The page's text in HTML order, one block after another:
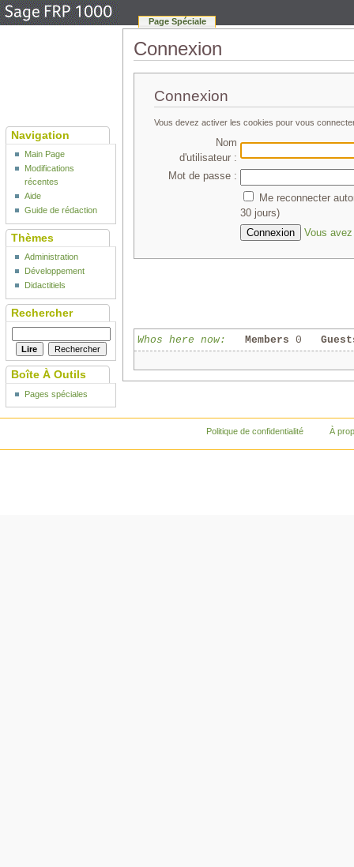
Connexion
Connexion
Vous devez activer les cookies pour vous
Nom
d'utilisateur :
Mot de passe :
Me reconnecter
30 jours)
Vous
Whos here now: Members 0
Page Spéciale
Navigation
Main Page
Modifications
récentes
Aide
Guide de rédaction
Thèmes
Administration
Développement
Didactitiels
Rechercher
Boîte À Outils
Pages spéciales
Politique de confidentialité À